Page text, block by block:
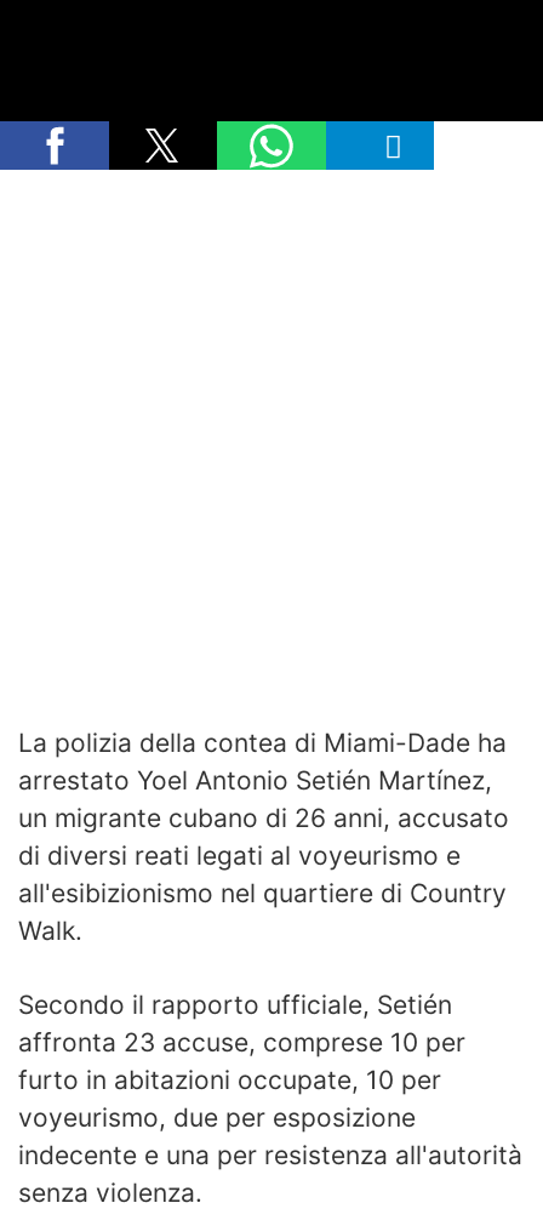
La polizia della contea di Miami-Dade ha
arrestato Yoel Antonio Setién Martínez,
un migrante cubano di 26 anni, accusato
di diversi reati legati al voyeurismo e
all'esibizionismo nel quartiere di Country
Walk.
Secondo il rapporto ufficiale, Setién
affronta 23 accuse, comprese 10 per
furto in abitazioni occupate, 10 per
voyeurismo, due per esposizione
indecente e una per resistenza all'autorità
senza violenza.